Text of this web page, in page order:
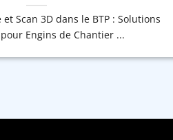
Scan 3D dans le BTP : Solutions
Engins de Chantier ...